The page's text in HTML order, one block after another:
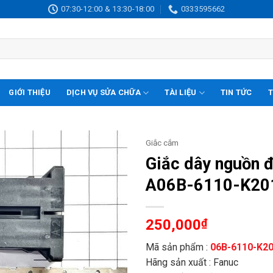
07:30-12:00 & 13:30-18:00 0333595662
GIỚI THIỆU DỊCH VỤ SỬA CHỮA TÀI LIỆU TIN TỨC
Giắc cắm
Giắc dây nguồn
A06B-6110-
250,000₫
Mã sản phẩm : 06B-6110-
Hãng sản xuất : Fanuc